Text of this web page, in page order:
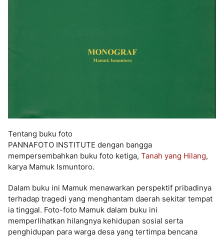
Tentang buku foto
PANNAFOTO INSTITUTE dengan bangga
mempersembahkan buku foto ketiga, Tanah yang Hilang,
karya Mamuk Ismuntoro.
Dalam buku ini Mamuk menawarkan perspektif pribadinya
terhadap tragedi yang menghantam daerah sekitar tempat
ia tinggal. Foto-foto Mamuk dalam buku ini
memperlihatkan hilangnya kehidupan sosial serta
penghidupan para warga desa yang tertimpa bencana